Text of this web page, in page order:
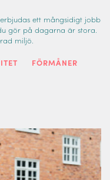
ett mångsidigt jobb
gör på dagarna är stora.
miljö.
FÖRMÅNER